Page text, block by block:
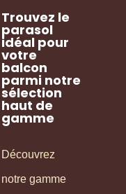
Trouvez le
parasol
idéal pour
votre
balcon
parmi notre
sélection
haut de
gamme
Découvrez
notre gamme